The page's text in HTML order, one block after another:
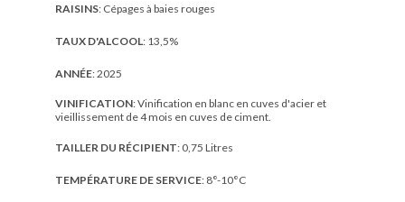
RAISINS: Cépages à baies rouges
TAUX D'ALCOOL: 13,5%
ANNÉE: 2025
VINIFICATION: Vinification en blanc en cuves d'acier et
vieillissement de 4 mois en cuves de ciment.
TAILLER DU RÉCIPIENT: 0,75 Litres
TEMPÉRATURE DE SERVICE: 8°-10°C